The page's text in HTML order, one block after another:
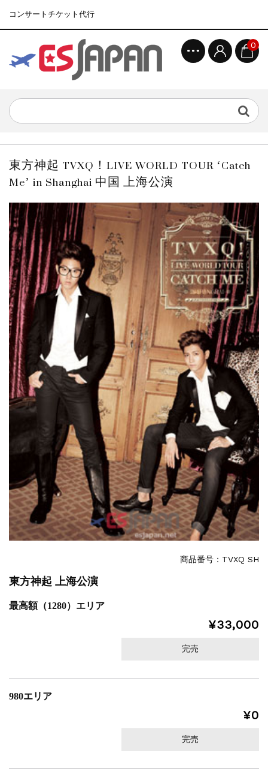
コンサートチケット代行
0
東方神起 TVXQ！LIVE WORLD TOUR ‘Catch
Me’ in Shanghai 中国 上海公演
商品番号：TVXQ SH
東方神起 上海公演
最高額（1280）エリア
¥33,000
完売
980エリア
¥0
完売